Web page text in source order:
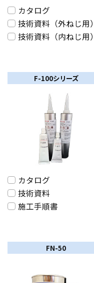
カタログ
技術資料（外ねじ用）
技術資料（内ねじ用）
F-100シリーズ
カタログ
技術資料
施工手順書
FN-50